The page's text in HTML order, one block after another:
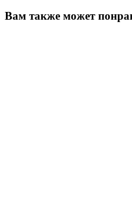
Вам также может